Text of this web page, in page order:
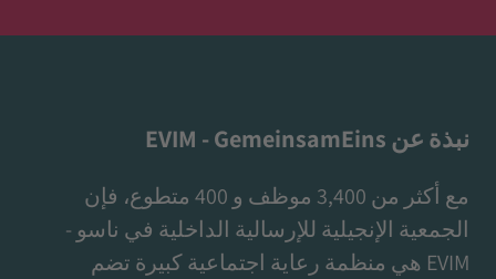
نبذة عن EVIM - GemeinsamEins
مع أكثر من 3,400 موظف و 400 متطوع، فإن
الجمعية الإنجيلية للإرسالية الداخلية في ناسو -
EVIM هي منظمة رعاية اجتماعية كبيرة تضم